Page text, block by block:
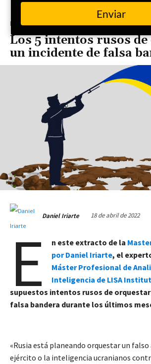
Portada Actualidad
Los 5 intentos rusos
un incidente de falsa
Daniel Iriarte 18 de abril de 2022
E n este extracto de la
por Daniel Iriarte, el
Máster Profesional de
Inteligencia de LISA
supuestos intentos rusos de
falsa bandera durante los últimos
«Rusia está planeando orquestar un falso
ejército o la inteligencia ucranianos
email
Enviar